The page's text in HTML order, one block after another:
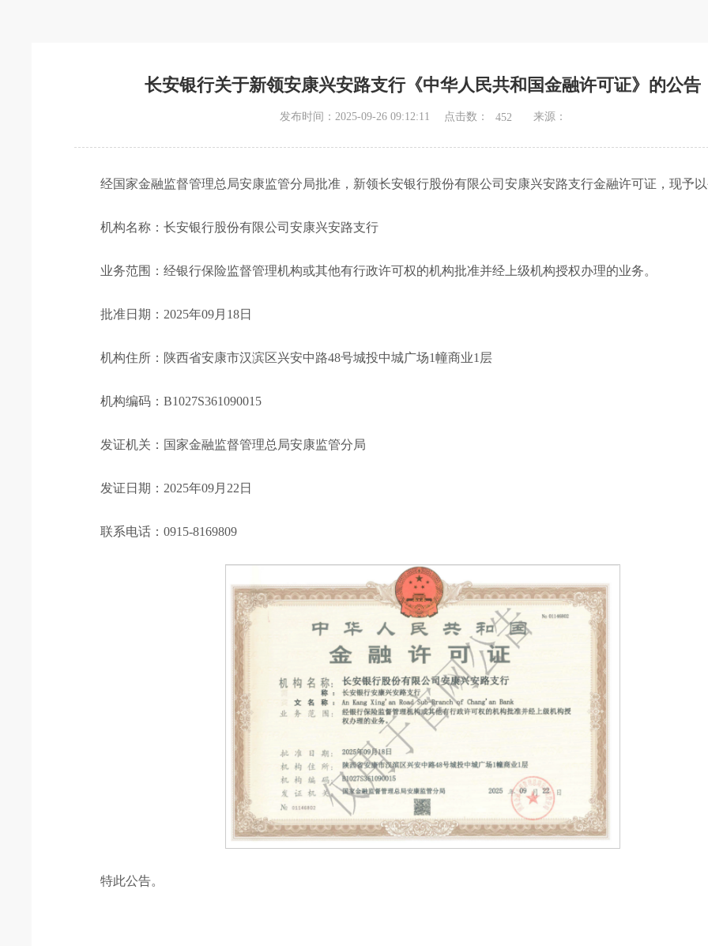
长安银行关于新领安康兴安路支行《中华人民共和国金融许可证》的公告
发布时间：2025-09-26 09:12:11 点击数： 452 来源：
经国家金融监督管理总局安康监管分局批准，新领长安银行股份有限公司安康兴安路支行金融许可证，现予
机构名称：长安银行股份有限公司安康兴安路支行
业务范围：经银行保险监督管理机构或其他有行政许可权的机构批准并经上级机构授权办理的业务。
批准日期：2025年09月18日
机构住所：陕西省安康市汉滨区兴安中路48号城投中城广场1幢商业1层
机构编码：B1027S361090015
发证机关：国家金融监督管理总局安康监管分局
发证日期：2025年09月22日
联系电话：0915-8169809
特此公告。